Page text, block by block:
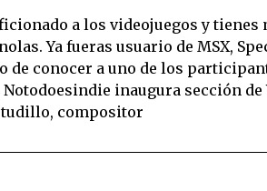
a los videojuegos y tienes
Ya fueras usuario de MSX,
de conocer a uno de los
Notodoesindie inaugura sección
compositor